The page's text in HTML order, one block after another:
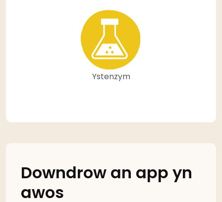
Ystenzym
Downdrow an app yn
awos